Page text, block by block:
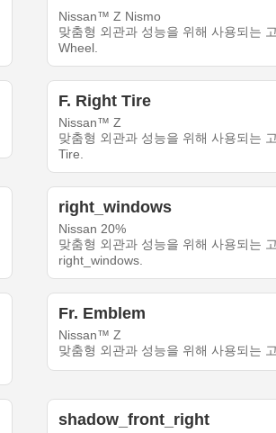
Nissan™ Z Nismo
맞춤형 외관과 성능을 위해 사용되는
Wheel.
F. Right Tire
Nissan™ Z
맞춤형 외관과 성능을 위해 사용되는
Tire.
right_windows
Nissan 20%
맞춤형 외관과 성능을 위해 사용되는
right_windows.
Fr. Emblem
Nissan™ Z
맞춤형 외관과 성능을 위해 사용되는
shadow_front_right